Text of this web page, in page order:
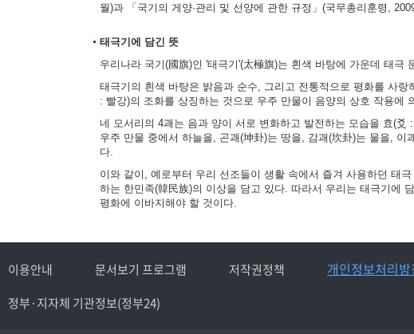
월)과 「국기의 게양·관리 및 선양에 관한 규정」(국무총리훈령,
태극기에 담긴 뜻
우리나라 국기(國旗)인 '태극기'(太極旗)는 흰색 바탕에 가운데 태
태극기의 흰색 바탕은 밝음과 순수, 그리고 전통적으로 평화를 사
: 빨강)의 조화를 상징하는 것으로 우주 만물이 음양의 상호 작용에
네 모서리의 4괘는 음과 양이 서로 변화하고 발전하는 모습을 효(
우주 만물 중에서 하늘을, 곤괘(坤卦)는 땅을, 감괘(坎卦)는 물을,
다.
이와 같이, 예로부터 우리 선조들이 생활 속에서 즐겨 사용하던 태
하는 한민족(韓民族)의 이상을 담고 있다. 따라서 우리는 태극기에
평화에 이바지해야 할 것이다.
이용안내 문서보기 프로그램 저작권정책 개인정보처리방
정부·지자체 기관정보(정부24)